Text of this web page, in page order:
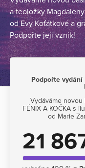
a teoložky
od Evy Koťátkové a
Podpořte její vznik!
Podpořte vydání
Vydáváme
FÉNIX A KOČKA s
od Marie
21